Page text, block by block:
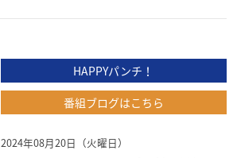
HAPPYパンチ！
番組ブログはこちら
2024年08月20日（火曜日）